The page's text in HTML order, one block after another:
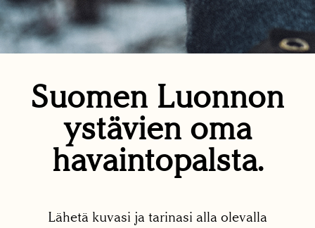
Suomen Luonnon
ystävien oma
havaintopalsta.
Lähetä kuvasi ja tarinasi alla olevalla